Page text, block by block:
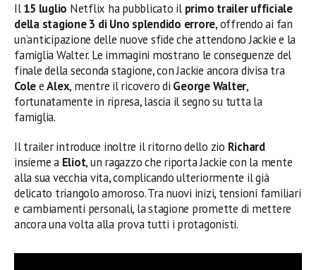
Il15 luglio Netflix ha pubblicato il primo trailer ufficiale
della stagione 3 di Uno splendido errore, offrendo ai fan
un’anticipazione delle nuove sfide che attendono Jackie e la
famiglia Walter. Le immagini mostrano le conseguenze del
finale della seconda stagione, con Jackie ancora divisa tra
ColeeAlex, mentre il ricovero di George Walter,
fortunatamente in ripresa, lascia il segno su tutta la
famiglia.
Il trailer introduce inoltre il ritorno dello zio Richard
insieme a Eliot, un ragazzo che riporta Jackie con la mente
alla sua vecchia vita, complicando ulteriormente il già
delicato triangolo amoroso. Tra nuovi inizi, tensioni familiari
e cambiamenti personali, la stagione promette di mettere
ancora una volta alla prova tutti i protagonisti.